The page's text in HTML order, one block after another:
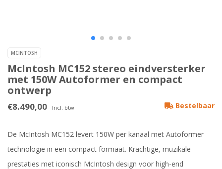
MCINTOSH
McIntosh MC152 stereo eindversterker
met 150W Autoformer en compact
ontwerp
€8.490,00 Incl. btw Bestelbaar
De McIntosh MC152 levert 150W per kanaal met Autoformer
technologie in een compact formaat. Krachtige, muzikale
prestaties met iconisch McIntosh design voor high-end